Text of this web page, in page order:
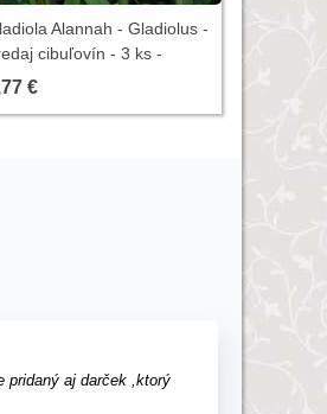
Alannah - Gladiolus -
cibuľovín - 3 ks -
€
Gladiola
pridaný aj darček ,ktorý